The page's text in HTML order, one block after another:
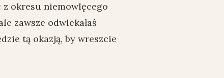
okresu niemowlęcego
zawsze odwlekałaś
tą okazją, by wreszcie